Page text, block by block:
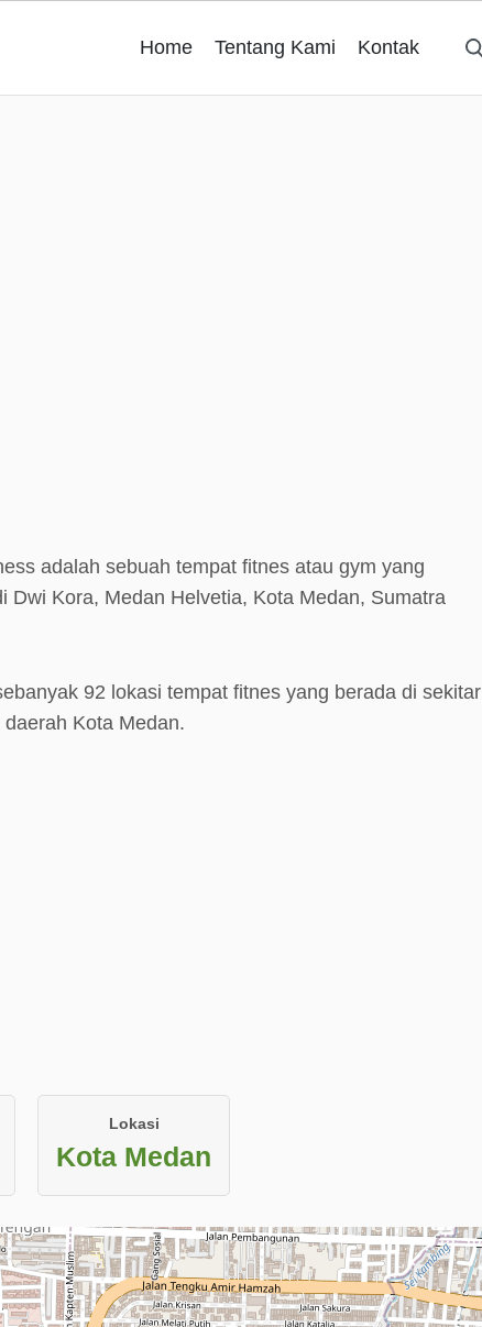
Home Tentang Kami Kontak
adalah sebuah tempat fitnes atau gym yang
Dwi Kora, Medan Helvetia, Kota Medan, Sumatra
92 lokasi tempat fitnes yang berada di sekitar
Kota Medan.
Lokasi
Kota Medan